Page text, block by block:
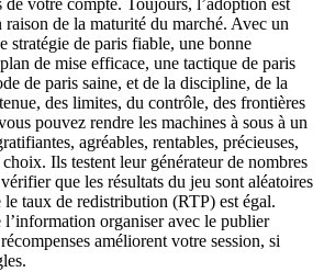
de votre compte. Toujours, l’adoption est
raison de la maturité du marché. Avec un
stratégie de paris fiable, une bonne
de mise efficace, une tactique de paris
de paris saine, et de la discipline, de la
des limites, du contrôle, des frontières
pouvez rendre les machines à sous à un
agréables, rentables, précieuses,
Ils testent leur générateur de nombres
que les résultats du jeu sont aléatoires
taux de redistribution (RTP) est égal.
organiser avec le publier
améliorent votre session, si